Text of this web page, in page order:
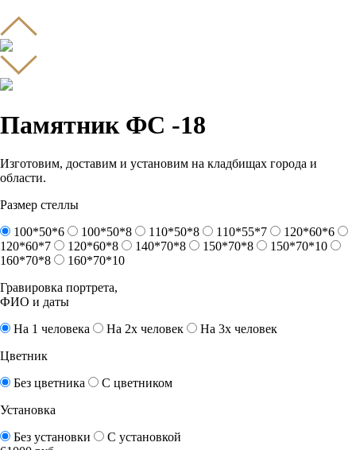
Памятник ФС -18
Изготовим, доставим и установим на кладбищах города и
области.
Размер стеллы
100*50*6
100*50*8 110*50*8 110*55*7
120*60*6
120*60*7
120*60*8 140*70*8 150*70*8
150*70*10
160*70*8
160*70*10
Гравировка портрета,
ФИО и даты
На 1 человека
На 2х человек
На 3х человек
Цветник
Без цветника
С цветником
Установка
Без установки
С установкой